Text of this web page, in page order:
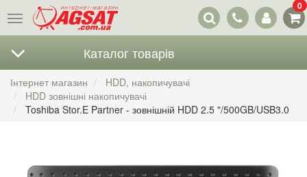
Меню
Наші
контакти
0
Каталог товарів
Інтернет магазин
HDD, накопичувачі
HDD зовнішні накопичувачі
Toshiba Stor.E Partner - зовнішній HDD 2.5 "/500GB/USB3.0